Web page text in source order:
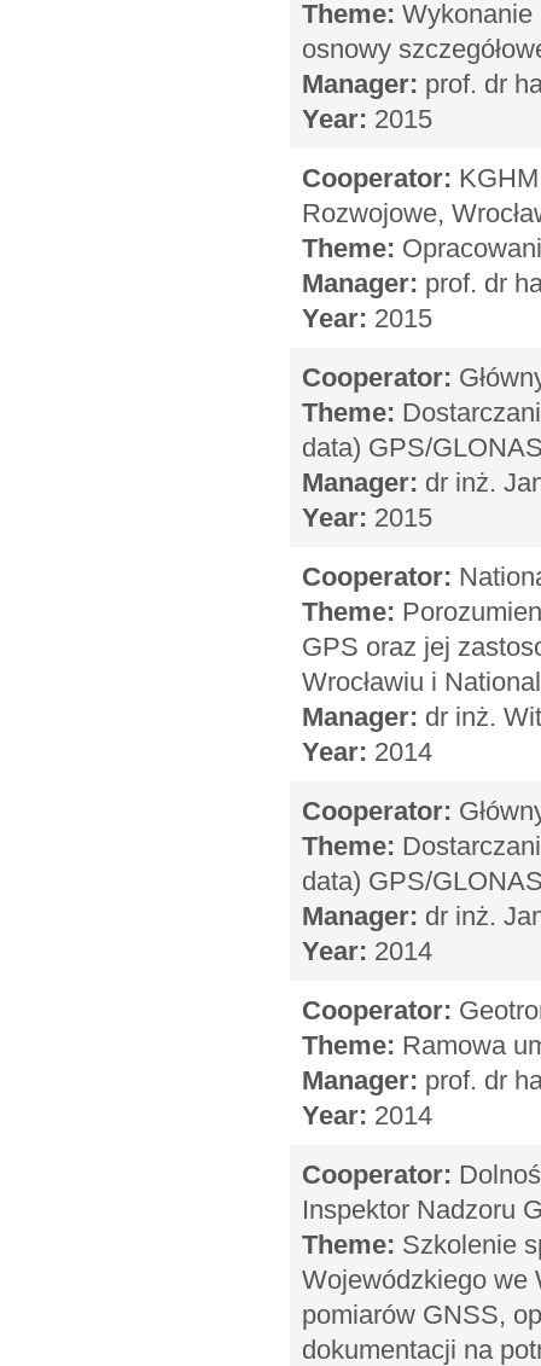
Theme: Wykonanie
osnowy
Manager: prof. dr
Year: 2015
Cooperator:
Rozwojowe,
Theme:
Manager: prof. dr
Year: 2015
Cooperator:
Theme:
data) GPS/
Manager: dr inż.
Year: 2015
Cooperator:
Theme:
GPS oraz jej
Wrocławiu i
Manager: dr inż.
Year: 2014
Cooperator:
Theme:
data) GPS/
Manager: dr inż.
Year: 2014
Cooperator:
Theme: Ramowa
Manager: prof. dr
Year: 2014
Cooperator:
Inspektor Nadzoru
Theme: Szkolenie
Wojewódzkiego we
pomiarów GNSS,
dokumentacji na